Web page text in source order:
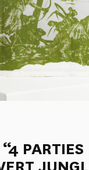
PARTIES